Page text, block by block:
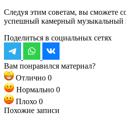
Следуя этим советам, вы сможете
успешный камерный музыкальный
Поделиться в социальных сетях
Вам понравился материал?
Отлично 0
Нормально 0
Плохо 0
Похожие записи